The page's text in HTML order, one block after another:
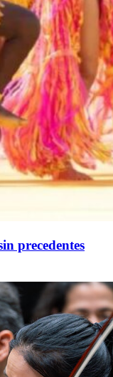
precedentes